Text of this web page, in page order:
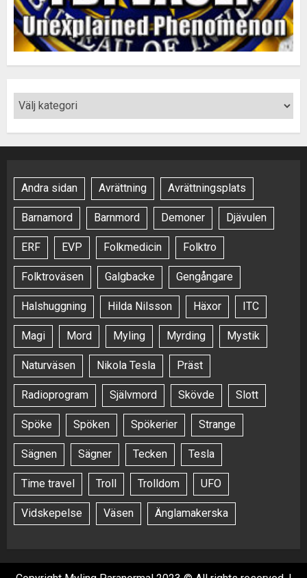
Andra sidan Avrättning Avrättningsplats
Barnamord Barnmord Demoner Djävulen
ERF EVP Folkmedicin Folktro
Folktroväsen Galgbacke Gengångare
Halshuggning Hilda Nilsson Häxor ITC
Magi Mord Myling Myrding Mystik
Naturväsen Nikola Tesla Präst
Radioprogram Självmord Skövde Slott
Spöke Spöken Spökerier Strange
Sägnen Sägner Tecken Tesla
Time travel Troll Trolldom UFO
Vidskepelse Väsen Änglamakerska